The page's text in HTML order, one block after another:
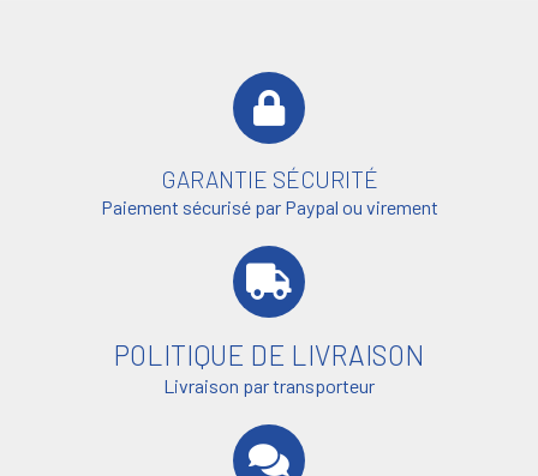
GARANTIE SÉCURITÉ
Paiement sécurisé par Paypal ou virement
POLITIQUE DE LIVRAISON
Livraison par transporteur